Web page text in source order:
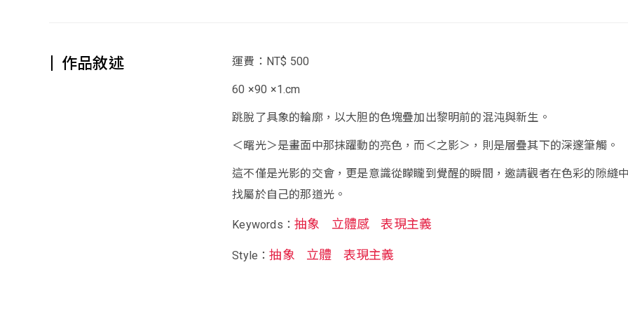
作品敘述 運費：NT$ 500
60 ×90 ×1.cm
跳脫了具象的輪廓，以大胆的色塊疊加出黎明前的混沌與新生。
＜曙光＞是畫面中那抹躍動的亮色，而＜之影＞，則是層疊其下的深邃筆觸。
這不僅是光影的交會，更是意識從矇矓到覺醒的瞬間，邀請觀者在色彩的隙縫
找屬於自己的那道光。
Keywords：抽象 立體感 表現主義
Style：抽象 立體 表現主義